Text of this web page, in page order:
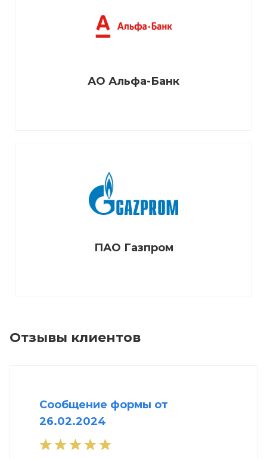
АО Альфа-Банк
ПАО Газпром
Отзывы клиентов
Сообщение формы от
26.02.2024